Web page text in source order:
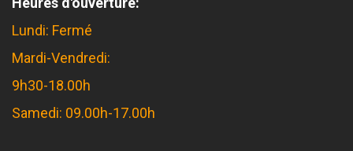
Lundi: Fermé
Mardi-Vendredi:
9h30-18.00h
Samedi: 09.00h-17.00h